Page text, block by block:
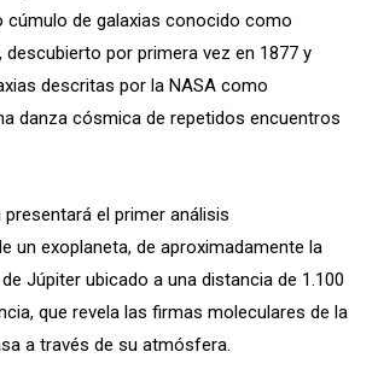
cúmulo de galaxias conocido como
descubierto por primera vez en 1877 y
descritas por la NASA como
danza cósmica de repetidos encuentros
el primer análisis
un exoplaneta, de aproximadamente la
Júpiter ubicado a una distancia de 1.100
que revela las firmas moleculares de la
a través de su atmósfera.